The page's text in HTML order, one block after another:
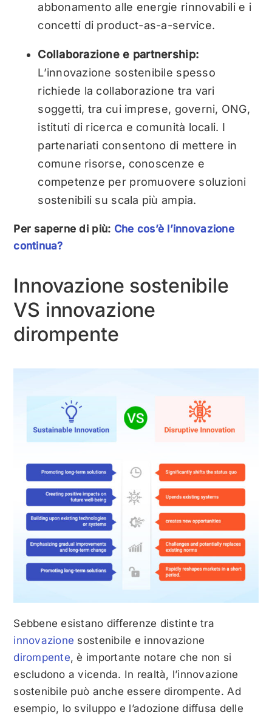
abbonamento alle energie rinnovabili e i
concetti di product-as-a-service.
Collaborazione e partnership:
L’innovazione sostenibile spesso
richiede la collaborazione tra vari
soggetti, tra cui imprese, governi, ONG,
istituti di ricerca e comunità locali. I
partenariati consentono di mettere in
comune risorse, conoscenze e
competenze per promuovere soluzioni
sostenibili su scala più ampia.
Per saperne di più: Che cos’è l’innovazione
continua?
Innovazione sostenibile
VS innovazione
dirompente
Sebbene esistano differenze distinte tra
innovazione sostenibile e innovazione
dirompente, è importante notare che non si
escludono a vicenda. In realtà, l’innovazione
sostenibile può anche essere dirompente. Ad
esempio, lo sviluppo e l’adozione diffusa delle